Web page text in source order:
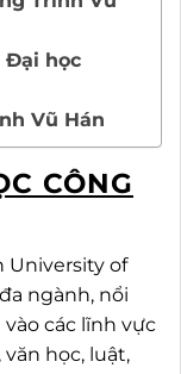
Đại học
Vũ Hán
CÔNG
University of
ngành, nổi
các lĩnh vực
học, luật,